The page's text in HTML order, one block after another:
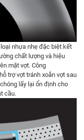
nhựa nhẹ đặc biệt kết
chất lượng và hiệu
mặt vợt. Công
trợ vợt tránh xoắn vợt sau
lấy lại ổn định cho
cầu.